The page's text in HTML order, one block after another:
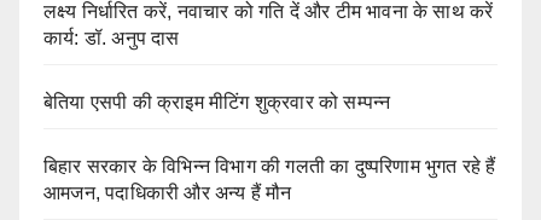
लक्ष्य निर्धारित करें, नवाचार को गति दें और टीम भावना के साथ करें
कार्य: डॉ. अनुप दास
बेतिया एसपी की क्राइम मीटिंग शुक्रवार को सम्पन्न
बिहार सरकार के विभिन्न विभाग की गलती का दुष्परिणाम भुगत रहे हैं
आमजन, पदाधिकारी और अन्य हैं मौन